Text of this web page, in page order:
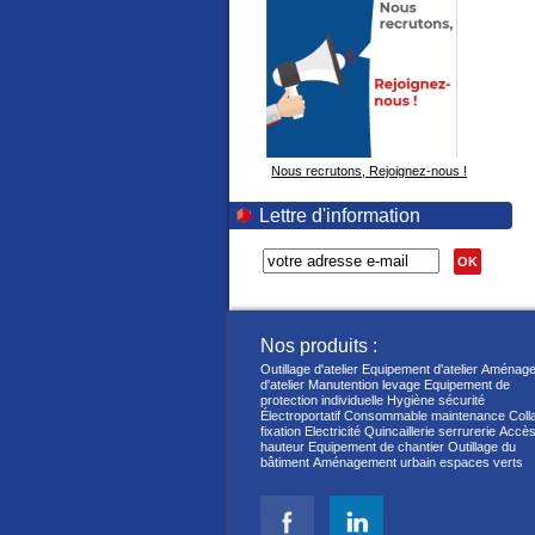
Nous recrutons, Rejoignez-nous !
Lettre d'information
OK
Nos produits :
Outillage d'atelier Equipement d'atelier
d'atelier Manutention levage Equipement de
protection individuelle Hygiène sécurité
Électroportatif Consommable maintenance
fixation Electricité Quincaillerie serrurerie
hauteur Equipement de chantier Outillage du
bâtiment Aménagement urbain espaces verts